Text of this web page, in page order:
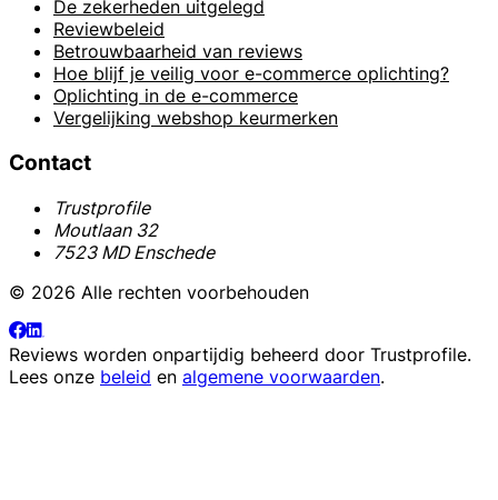
De zekerheden uitgelegd
Reviewbeleid
Betrouwbaarheid van reviews
Hoe blijf je veilig voor e-commerce oplichting?
Oplichting in de e-commerce
Vergelijking webshop keurmerken
Contact
Trustprofile
Moutlaan 32
7523 MD Enschede
© 2026 Alle rechten voorbehouden
Reviews worden onpartijdig beheerd door Trustprofile.
Lees onze beleid en algemene voorwaarden.